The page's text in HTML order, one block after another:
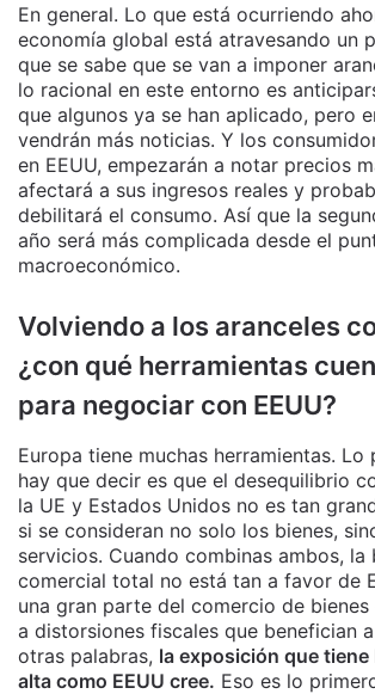
En general. Lo que está ocurriendo
economía global está atravesando un
que se sabe que se van a imponer
lo racional en este entorno es
que algunos ya se han aplicado, pero
vendrán más noticias. Y los
en EEUU, empezarán a notar precios
afectará a sus ingresos reales y
debilitará el consumo. Así que la
año será más complicada desde el
macroeconómico.
Volviendo a los aranceles
¿con qué herramientas
para negociar con EEUU?
Europa tiene muchas herramientas. Lo
hay que decir es que el desequilibrio
la UE y Estados Unidos no es tan
si se consideran no solo los bienes,
servicios. Cuando combinas ambos, la
comercial total no está tan a favor de
una gran parte del comercio de
a distorsiones fiscales que benefician
otras palabras, la exposición que tiene
alta como EEUU cree. Eso es lo